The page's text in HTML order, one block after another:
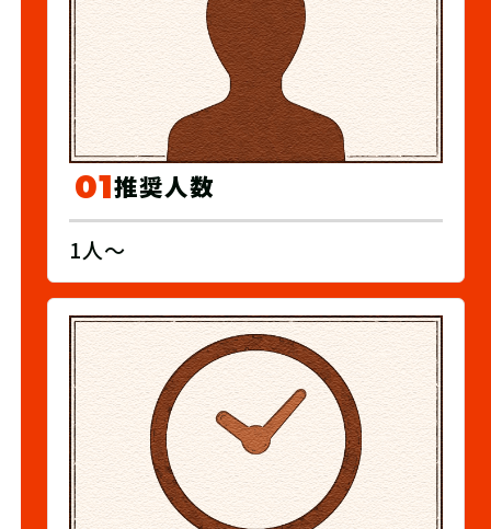
01推奨人数
1人～